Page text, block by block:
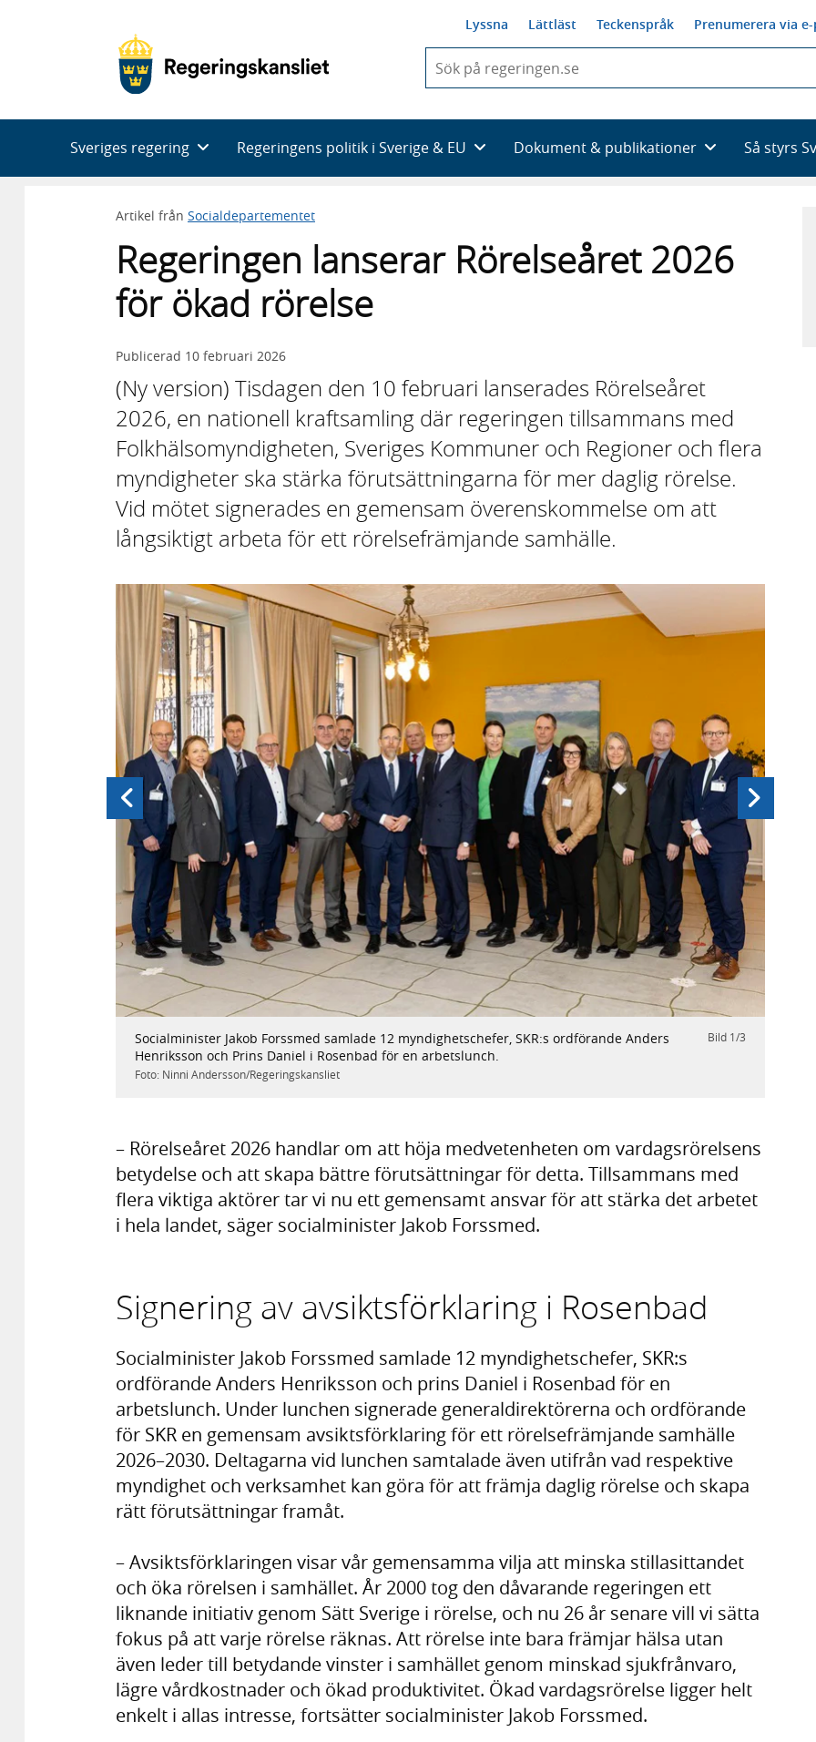
Lyssna Lättläst Teckenspråk Prenumerera via
du
skriva
framträder
en
Sveriges regering Regeringens politik i Sverige & EU Dokument & publikationer Så styrs
Artikel från Socialdepartementet
Regeringen lanserar Rörelseåret 2026
för ökad rörelse
Publicerad 10 februari 2026
(Ny version) Tisdagen den 10 februari lanserades Rörelseåret
2026, en nationell kraftsamling där regeringen tillsammans med
Folkhälsomyndigheten, Sveriges Kommuner och Regioner och flera
myndigheter ska stärka förutsättningarna för mer daglig rörelse.
Vid mötet signerades en gemensam överenskommelse om att
långsiktigt arbeta för ett rörelsefrämjande samhälle.
Bild 1/3
Socialminister Jakob Forssmed samlade 12 myndighetschefer, SKR:s ordförande Anders
Henriksson och Prins Daniel i Rosenbad för en arbetslunch.
Foto: Ninni Andersson/Regeringskansliet
Föregående Nästa
– Rörelseåret 2026 handlar om att höja medvetenheten om vardagsrörelsens
betydelse och att skapa bättre förutsättningar för detta. Tillsammans med
flera viktiga aktörer tar vi nu ett gemensamt ansvar för att stärka det arbetet
i hela landet, säger socialminister Jakob Forssmed.
Signering av avsiktsförklaring i Rosenbad
Socialminister Jakob Forssmed samlade 12 myndighetschefer, SKR:s
ordförande Anders Henriksson och prins Daniel i Rosenbad för en
arbetslunch. Under lunchen signerade generaldirektörerna och ordförande
för SKR en gemensam avsiktsförklaring för ett rörelsefrämjande samhälle
2026–2030. Deltagarna vid lunchen samtalade även utifrån vad respektive
myndighet och verksamhet kan göra för att främja daglig rörelse och skapa
rätt förutsättningar framåt.
– Avsiktsförklaringen visar vår gemensamma vilja att minska stillasittandet
och öka rörelsen i samhället. År 2000 tog den dåvarande regeringen ett
liknande initiativ genom Sätt Sverige i rörelse, och nu 26 år senare vill vi sätta
fokus på att varje rörelse räknas. Att rörelse inte bara främjar hälsa utan
även leder till betydande vinster i samhället genom minskad sjukfrånvaro,
lägre vårdkostnader och ökad produktivitet. Ökad vardagsrörelse ligger helt
enkelt i allas intresse, fortsätter socialminister Jakob Forssmed.